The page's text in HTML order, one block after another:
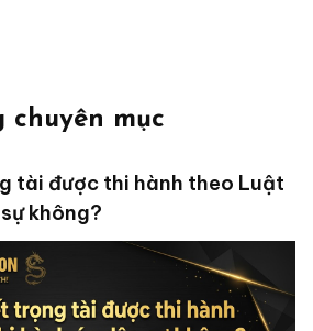
chuyên mục
tài được thi hành theo Luật
không?